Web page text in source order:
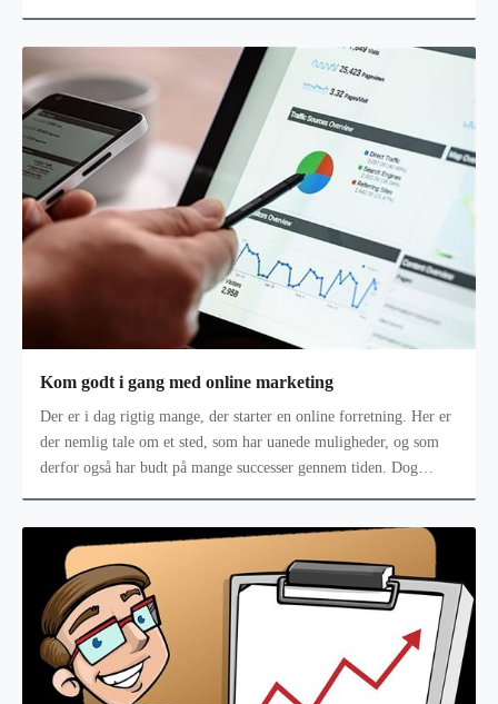
Kom godt i gang med online marketing
Der er i dag rigtig mange, der starter en online forretning. Her er
der nemlig tale om et sted, som har uanede muligheder, og som
derfor også har budt på mange successer gennem tiden. Dog